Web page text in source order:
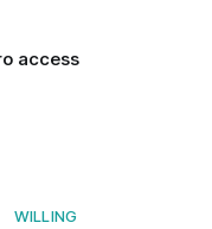
access
WILLING